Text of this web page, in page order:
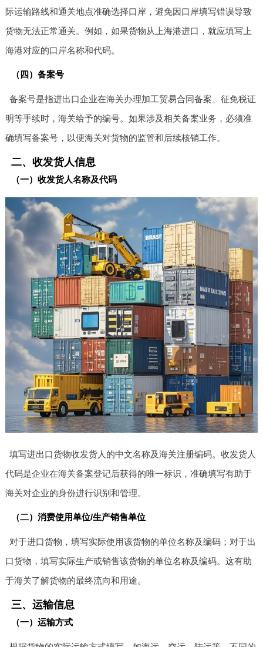
际运输路线和通关地点准确选择口岸，避免因口岸填写错误导致
货物无法正常通关。例如，如果货物从上海港进口，就应填写上
海港对应的口岸名称和代码。
（四）备案号
备案号是指进出口企业在海关办理加工贸易合同备案、征免税证
明等手续时，海关给予的编号。如果涉及相关备案业务，必须准
确填写备案号，以便海关对货物的监管和后续核销工作。
二、收发货人信息
（一）收发货人名称及代码
填写进出口货物收发货人的中文名称及海关注册编码。收发货人
代码是企业在海关备案登记后获得的唯一标识，准确填写有助于
海关对企业的身份进行识别和管理。
（二）消费使用单位/生产销售单位
对于进口货物，填写实际使用该货物的单位名称及编码；对于出
口货物，填写实际生产或销售该货物的单位名称及编码。这有助
于海关了解货物的最终流向和用途。
三、运输信息
（一）运输方式